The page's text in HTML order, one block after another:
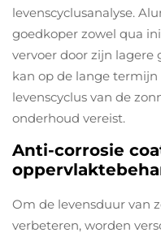
levenscyclusanalyse.
goedkoper zowel qua
vervoer door zijn lagere
kan op de lange
levenscyclus van de
onderhoud vereist.
Anti-corrosie
Om de levensduur van
verbeteren, worden